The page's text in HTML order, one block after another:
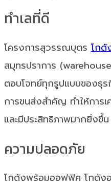
ทำเลที่ดี
โครงการสุวรรณบุตร โกดั
สมุทรปราการ
ตอบโจทย์ทุกรูปแบบของธุ
การขนส่งสำคัญ ทำให้การเ
และมีประสิทธิภาพมากยิ่งขึ้น
ความปลอดภัย
โกดังพร้อมออฟฟิศ โกดัง